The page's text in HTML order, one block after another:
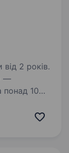
2 років.
понад 10